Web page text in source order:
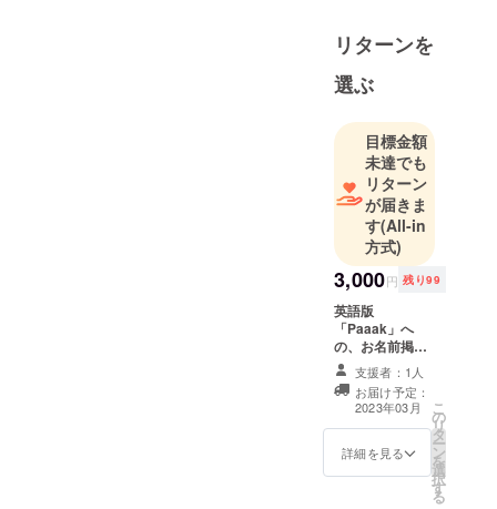
リターンを
選ぶ
目標金額
未達でも
リターン
が届きま
す(All-in
方式)
3,000円 残り99
英語版
「Paaak」へ
の、お名前掲載
プラン 英語版
「Paaak」の、
サービス概要説
明ページの末尾
（謝辞欄）に、
あなたの英語の
支援者：1人
お届け予定：
2023年03月
詳細を見る
こ
の
リ
タ
ー
ン
を
選
択
す
る